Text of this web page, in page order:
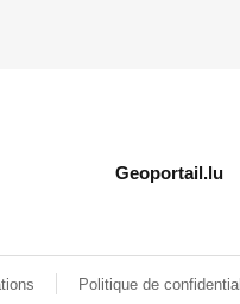
Geoportail.lu
Politique de